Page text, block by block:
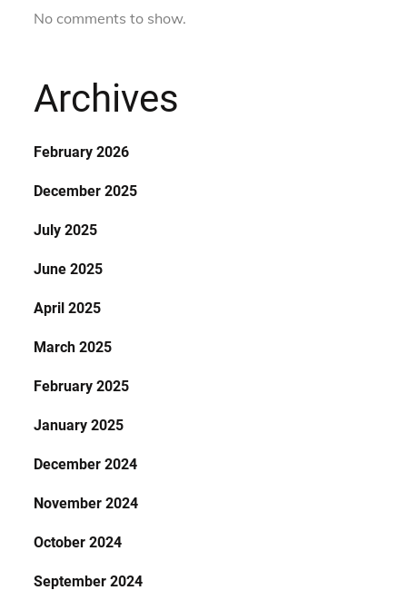
No comments to show.
Archives
February 2026
December 2025
July 2025
June 2025
April 2025
March 2025
February 2025
January 2025
December 2024
November 2024
October 2024
September 2024